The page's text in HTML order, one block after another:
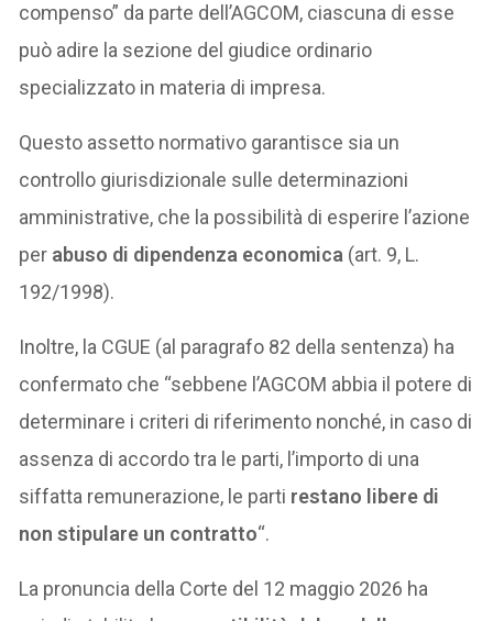
compenso” da parte dell’AGCOM, ciascuna di esse
può adire la sezione del giudice ordinario
specializzato in materia di impresa.
Questo assetto normativo garantisce sia un
controllo giurisdizionale sulle determinazioni
amministrative, che la possibilità di esperire l’azione
per abuso di dipendenza economica (art. 9, L.
192/1998).
Inoltre, la CGUE (al paragrafo 82 della sentenza) ha
confermato che “sebbene l’AGCOM abbia il potere di
determinare i criteri di riferimento nonché, in caso di
assenza di accordo tra le parti, l’importo di una
siffatta remunerazione, le parti restano libere di
non stipulare un contratto“.
La pronuncia della Corte del 12 maggio 2026 ha